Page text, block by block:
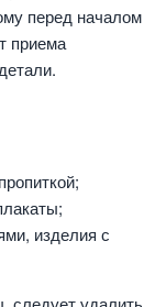
перед началом
приема
изделия с